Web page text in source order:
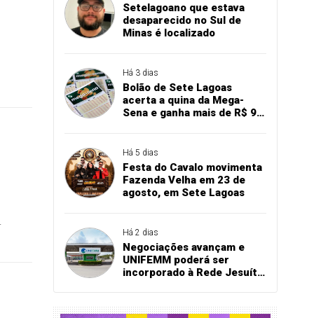
Setelagoano que estava
desaparecido no Sul de
Minas é localizado
Há 3 dias
Bolão de Sete Lagoas
acerta a quina da Mega-
Sena e ganha mais de R$ 94
Há 5 dias
Festa do Cavalo movimenta
Fazenda Velha em 23 de
agosto, em Sete Lagoas
Há 2 dias
Negociações avançam e
UNIFEMM poderá ser
incorporado à Rede Jesuíta